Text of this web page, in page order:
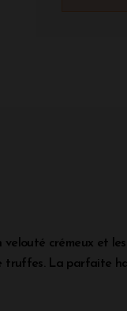
velouté crémeux et
La parfaite